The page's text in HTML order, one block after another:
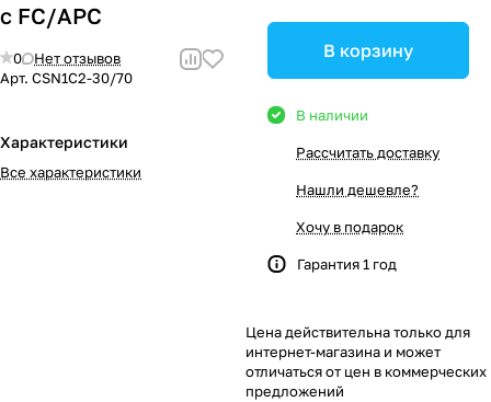
с FC/APC
0
Нет отзывов
Арт. CSN1C2-30/70
Характеристики
Все характеристики
В корзину
В наличии
Рассчитать доставку
Нашли дешевле?
Хочу в подарок
Гарантия 1 год
Цена действительна только для
интернет-магазина и может
отличаться от цен в коммерческих
предложений